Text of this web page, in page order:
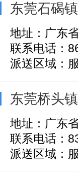
东莞石碣
地址：广东
联系电话：
派送区域：
东莞桥头
地址：广东
联系电话：
派送区域：